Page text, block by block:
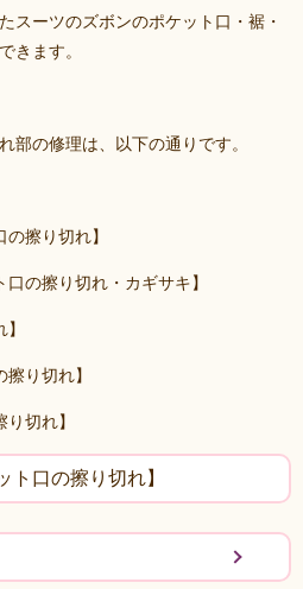
スーツのズボンのポケット口・裾・
きます。
部の修理は、以下の通りです。
擦り切れ】
の擦り切れ・カギサキ】
り切れ】
切れ】
ト口の擦り切れ】